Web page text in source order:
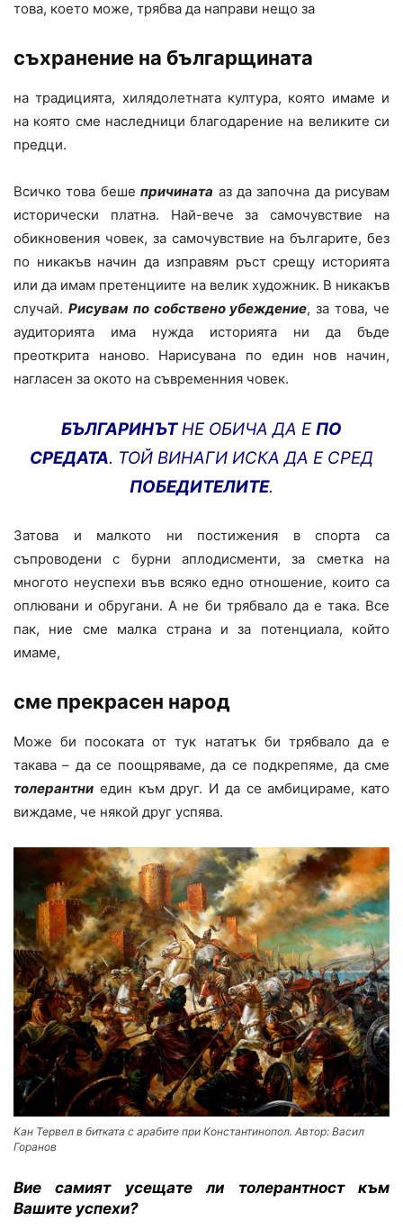
това, което може, трябва да направи нещо за
съхранение на българщината
на традицията, хилядолетната култура, която имаме и
на която сме наследници благодарение на великите си
предци.
Всичко това бешепричината аз да започна да рисувам
исторически платна. Най-вече за самочувствие на
обикновения човек, за самочувствие на българите, без
по никакъв начин да изправям ръст срещу историята
или да имам претенциите на велик художник. В никакъв
случай. Рисувам по собствено убеждение, за това, че
аудиторията има нужда историята ни да бъде
преоткрита наново. Нарисувана по един нов начин,
нагласен за окото на съвременния човек.
БЪЛГАРИНЪТНЕ ОБИЧА ДА ЕПО
СРЕДАТА. ТОЙ ВИНАГИ ИСКА ДА Е СРЕД
ПОБЕДИТЕЛИТЕ.
Затова и малкото ни постижения в спорта са
съпроводени с бурни аплодисменти, за сметка на
многото неуспехи във всяко едно отношение, които са
оплювани и обругани. А не би трябвало да е така. Все
пак, ние сме малка страна и за потенциала, който
имаме,
сме прекрасен народ
Може би посоката от тук нататък би трябвало да е
такава – да се поощряваме, да се подкрепяме, да сме
толерантни един към друг. И да се амбицираме, като
виждаме, че някой друг успява.
Кан Тервел в битката с арабите при Константинопол. Автор: Васил
Горанов
Вие самият усещате ли толерантност към
Вашите успехи?